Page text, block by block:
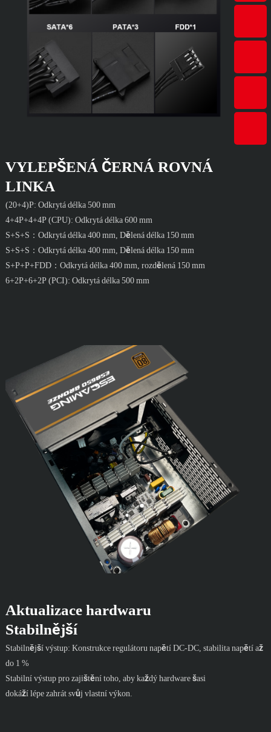
VYLEPŠENÁ ČERNÁ ROVNÁ
LINKA
(20+4)P: Odkrytá délka 500 mm
4+4P+4+4P (CPU): Odkrytá délka 600 mm
S+S+S：Odkrytá délka 400 mm, Dělená délka 150 mm
S+S+S：Odkrytá délka 400 mm, Dělená délka 150 mm
S+P+P+FDD：Odkrytá délka 400 mm, rozdělená 150 mm
6+2P+6+2P (PCI): Odkrytá délka 500 mm
Aktualizace hardwaru
Stabilnější
Stabilnější výstup: Konstrukce regulátoru napětí DC-DC, stabilita napětí až
do 1 %
Stabilní výstup pro zajištění toho, aby každý hardware šasi
dokáží lépe zahrát svůj vlastní výkon.